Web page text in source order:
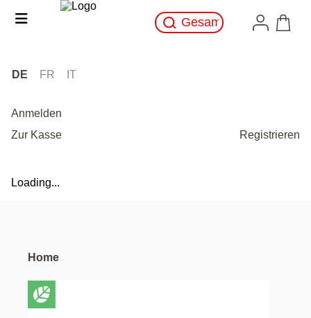
DE FR IT
Anmelden
Zur Kasse
Registrieren
Loading...
Home